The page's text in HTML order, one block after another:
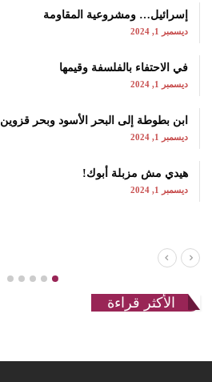
إسرائيل… ومشروعية المقاومة
ديسمبر 1, 2024
في الاحتفاء بالفلسفة وقيمها
ديسمبر 1, 2024
ابن بطوطة إلى البحر الأسود وبحر قزوين
ديسمبر 1, 2024
هيدي مش مزبلة أبوك!
ديسمبر 1, 2024
الأكثر قراءة